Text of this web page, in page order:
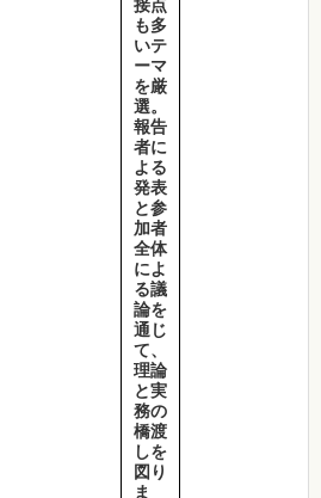
接点
も多
いテ
ーマ
を厳
選。
報告
者に
よる
発表
と参
加者
全体
によ
る議
論を
通じ
て、
理論
と実
務の
橋渡
しを
図り
ま